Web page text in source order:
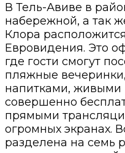
В Тель-Авиве в
набережной, а так
Клора
Евровидения. Это
где гости смогут
пляжные
напитками, живыми
совершенно
прямыми
огромных экранах.
разделена на семь